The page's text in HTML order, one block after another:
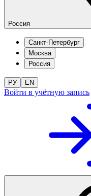
Россия
Санкт-Петербург
Москва
Россия
РУ EN
Войти в учётную запись